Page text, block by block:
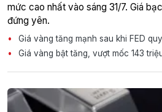
mức cao nhất vào sáng 31/7. Giá
đứng yên.
Giá vàng tăng mạnh sau khi FED
Giá vàng bật tăng, vượt mốc 143